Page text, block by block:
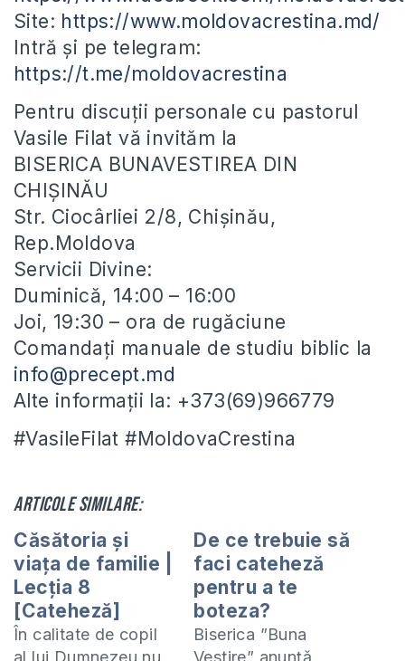
Site: https://www.moldovacrestina.md/
Intră și pe telegram:
https://t.me/moldovacrestina
Pentru discuții personale cu pastorul
Vasile Filat vă invităm la
BISERICA BUNAVESTIREA DIN
CHIȘINĂU
Str. Ciocârliei 2/8, Chișinău,
Rep.Moldova
Servicii Divine:
Duminică, 14:00 – 16:00
Joi, 19:30 – ora de rugăciune
Comandați manuale de studiu biblic la
info@precept.md
Alte informații la: +373(69)966779
#VasileFilat #MoldovaCrestina
Articole similare:
Căsătoria și
viața de familie |
Lecția 8
[Cateheză]
În calitate de copil
al lui Dumnezeu nu
De ce trebuie să
faci cateheză
pentru a te
boteza?
Biserica ”Buna
Vestire” anunță